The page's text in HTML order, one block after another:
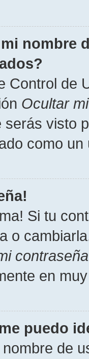
nombre
Control de
Ocultar
serás visto
como un
Si tu
o
contraseña
en
puedo
de